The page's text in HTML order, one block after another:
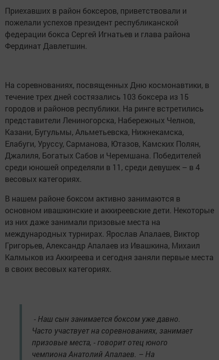
Приехавших в район боксеров, приветствовали и
пожелали успехов президент республиканской
федерации бокса Сергей Игнатьев и глава района
Фердинат Давлетшин.
На соревнованиях, посвященных Дню космонавтики, в
течение трех дней состязались 103 боксера из 15
городов и районов республики. На ринге встретились
представители Лениногорска, Набережных Челнов,
Казани, Бугульмы, Альметьевска, Нижнекамска,
Елабуги, Уруссу, Сарманова, Ютазов, Камских Полян,
Джалиля, Богатых Сабов и Черемшана. Победителей
среди юношей определяли в 11, среди девушек – в 4
весовых категориях.
В нашем районе боксом активно занимаются в
основном ивашкинские и аккиреевские дети. Некоторые
из них даже занимали призовые места на
международных турнирах. Ярослав Апалаев, Виктор
Григорьев, Александр Апалаев из Ивашкина, Михаил
Калмыков из Аккиреева и сегодня заняли первые места
в своих весовых категориях.
- Наш сын занимается боксом уже давно.
Часто участвует на соревнованиях, занимает
призовые места, - говорит отец юного
чемпиона Анатолий Апалаев. – На